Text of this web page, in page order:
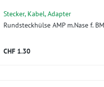
Stecker, Kabel, Adapter
Rundsteckhülse AMP m.Nase f.
CHF 1.30